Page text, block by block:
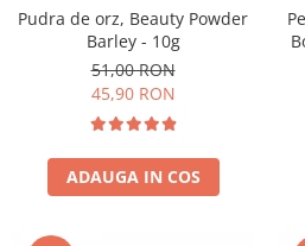
Pudra de orz, Beauty Powder
Barley - 10g
51,00 RON
45,90 RON
ADAUGA IN COS